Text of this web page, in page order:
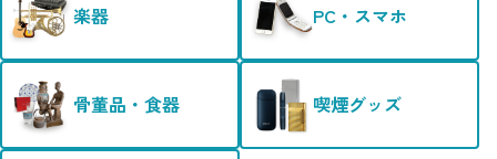
楽器 PC・スマホ
骨董品・食器 喫煙グッズ